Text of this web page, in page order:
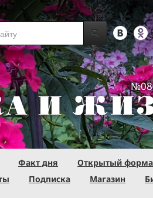
№08
Факт дня Открытый
Подписка Магазин